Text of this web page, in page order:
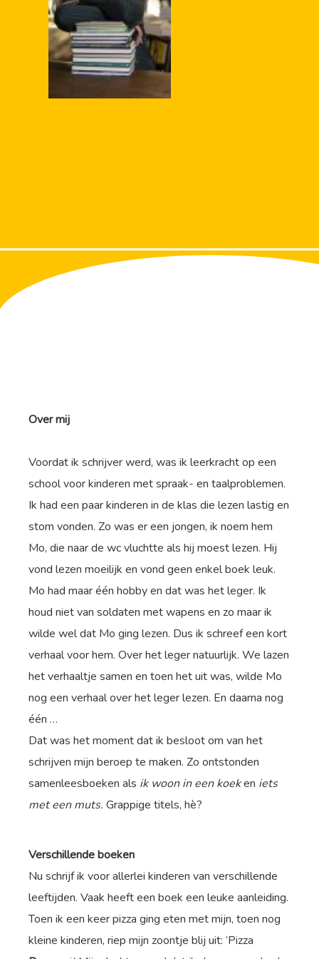
Over mij
Voordat ik schrijver werd, was ik leerkracht op een
school voor kinderen met spraak- en taalproblemen.
Ik had een paar kinderen in de klas die lezen lastig en
stom vonden. Zo was er een jongen, ik noem hem
Mo, die naar de wc vluchtte als hij moest lezen. Hij
vond lezen moeilijk en vond geen enkel boek leuk.
Mo had maar één hobby en dat was het leger. Ik
houd niet van soldaten met wapens en zo maar ik
wilde wel dat Mo ging lezen. Dus ik schreef een kort
verhaal voor hem. Over het leger natuurlijk. We lazen
het verhaaltje samen en toen het uit was, wilde Mo
nog een verhaal over het leger lezen. En daarna nog
één …
Dat was het moment dat ik besloot om van het
schrijven mijn beroep te maken. Zo ontstonden
samenleesboeken als ik woon in een koeken iets
met een muts. Grappige titels, hè?
Verschillende boeken
Nu schrijf ik voor allerlei kinderen van verschillende
leeftijden. Vaak heeft een boek een leuke aanleiding.
Toen ik een keer pizza ging eten met mijn, toen nog
kleine kinderen, riep mijn zoontje blij uit: ‘Pizza